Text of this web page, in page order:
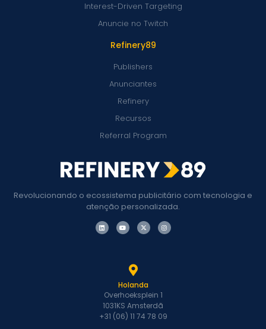
Revolucionando o ecossistema publicitário com tecnologia e
atenção personalizada.
Refinery89
Publishers
Anunciantes
Refinery
Recursos
Referral Program
Interest-Driven Targeting
Anuncie no Twitch
Holanda
Overhoeksplein 1
1031KS Amsterdã
+31 (06) 11 74 78 09